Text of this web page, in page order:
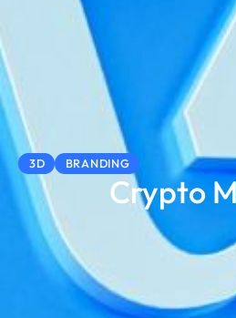
3D BRANDING
Crypto